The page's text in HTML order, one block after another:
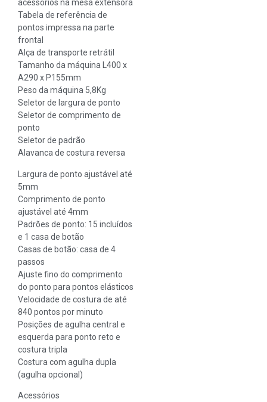
acessórios na mesa extensora
Tabela de referência de
pontos impressa na parte
frontal
Alça de transporte retrátil
Tamanho da máquina L400 x
A290 x P155mm
Peso da máquina 5,8Kg
Seletor de largura de ponto
Seletor de comprimento de
ponto
Seletor de padrão
Alavanca de costura reversa
Largura de ponto ajustável até
5mm
Comprimento de ponto
ajustável até 4mm
Padrões de ponto: 15 incluídos
e 1 casa de botão
Casas de botão: casa de 4
passos
Ajuste fino do comprimento
do ponto para pontos elásticos
Velocidade de costura de até
840 pontos por minuto
Posições de agulha central e
esquerda para ponto reto e
costura tripla
Costura com agulha dupla
(agulha opcional)
Acessórios